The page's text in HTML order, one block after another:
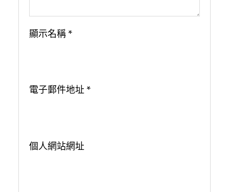
顯示名稱 *
電子郵件地址 *
個人網站網址